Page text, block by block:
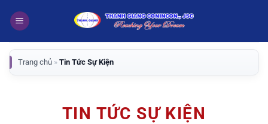
qua
dung
Trang chủ » Tin Tức Sự Kiện
TIN TỨC SỰ KIỆN